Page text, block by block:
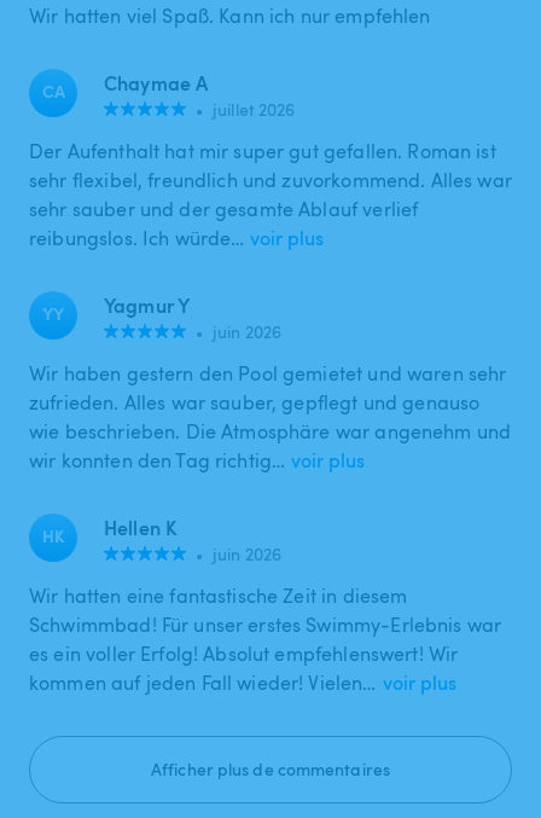
Wir hatten viel Spaß. Kann ich nur empfehlen
CA Chaymae A
• juillet 2026
Der Aufenthalt hat mir super gut gefallen. Roman ist
sehr flexibel, freundlich und zuvorkommend. Alles war
sehr sauber und der gesamte Ablauf verlief
reibungslos. Ich würde… voir plus
YY Yagmur Y
• juin 2026
Wir haben gestern den Pool gemietet und waren sehr
zufrieden. Alles war sauber, gepflegt und genauso
wie beschrieben. Die Atmosphäre war angenehm und
wir konnten den Tag richtig… voir plus
HK Hellen K
• juin 2026
Wir hatten eine fantastische Zeit in diesem
Schwimmbad! Für unser erstes Swimmy-Erlebnis war
es ein voller Erfolg! Absolut empfehlenswert! Wir
kommen auf jeden Fall wieder! Vielen… voir plus
Afficher plus de commentaires